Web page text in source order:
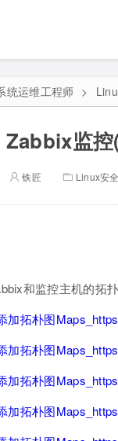
统运维工程师 >
Zabbix监
铁匠 Linux安
和监控主机的拓